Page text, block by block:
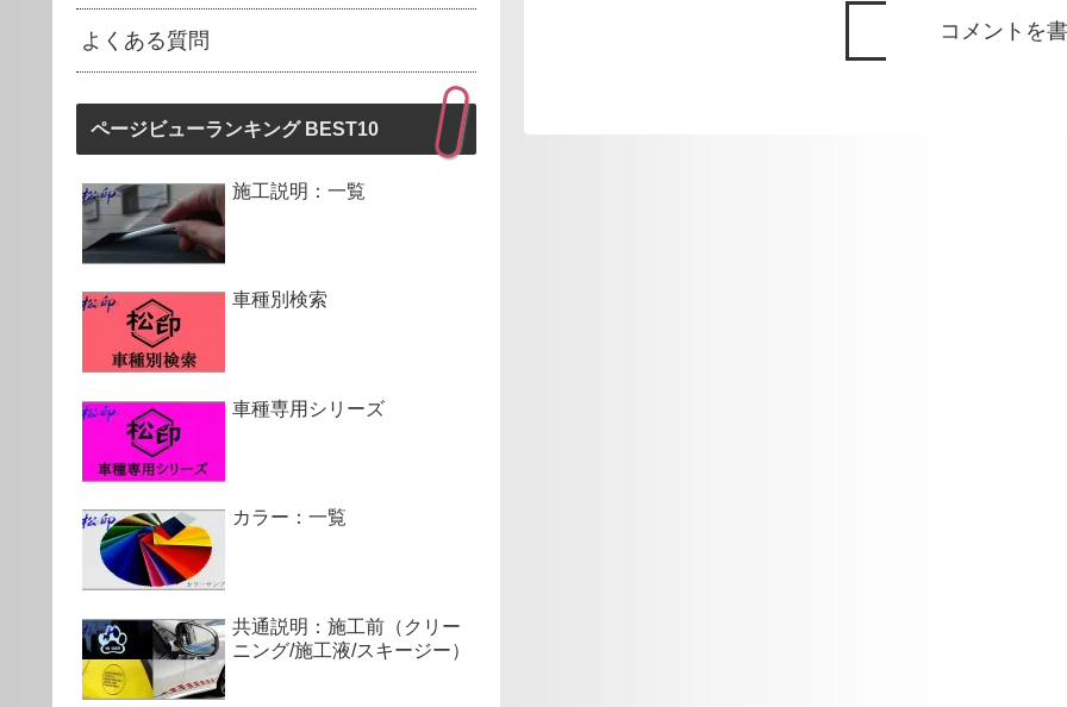
コメントを
よくある質問
ページビューランキング BEST10
施工説明：一覧
車種別検索
車種専用シリーズ
カラー：一覧
共通説明：施工前（クリー
ニング/施工液/スキージー）